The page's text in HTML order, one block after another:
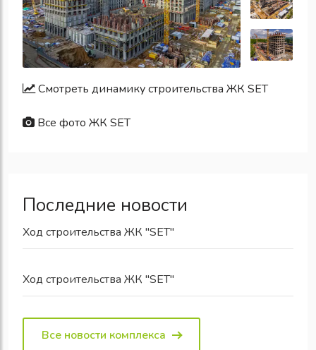
Смотреть динамику строительства ЖК SET
Все фото ЖК SET
Последние новости
Ход строительства ЖК "SET"
Ход строительства ЖК "SET"
Все новости комплекса